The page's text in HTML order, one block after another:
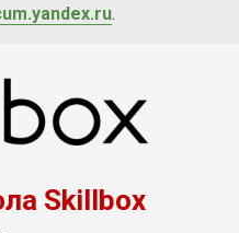
.
Skillbox